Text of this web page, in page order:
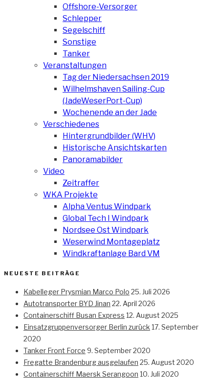
Offshore-Versorger
Schlepper
Segelschiff
Sonstige
Tanker
Veranstaltungen
Tag der Niedersachsen 2019
Wilhelmshaven Sailing-Cup
(JadeWeserPort-Cup)
Wochenende an der Jade
Verschiedenes
Hintergrundbilder (WHV)
Historische Ansichtskarten
Panoramabilder
Video
Zeitraffer
WKA Projekte
Alpha Ventus Windpark
Global Tech I Windpark
Nordsee Ost Windpark
Weserwind Montageplatz
Windkraftanlage Bard VM
NEUESTE BEITRÄGE
Kabelleger Prysmian Marco Polo 25. Juli 2026
Autotransporter BYD Jinan 22. April 2026
Containerschiff Busan Express 12. August 2025
Einsatzgruppenversorger Berlin zurück 17. September
2020
Tanker Front Force 9. September 2020
Fregatte Brandenburg ausgelaufen 25. August 2020
Containerschiff Maersk Serangoon 10. Juli 2020